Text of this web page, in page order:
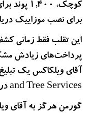
برای نصب موزاییک
این تقلب فقط زمانی
پرداخت‌های زیادش
and Tree Services در مجلهٔ Round and About دید.
گورمن هرگز به آقای